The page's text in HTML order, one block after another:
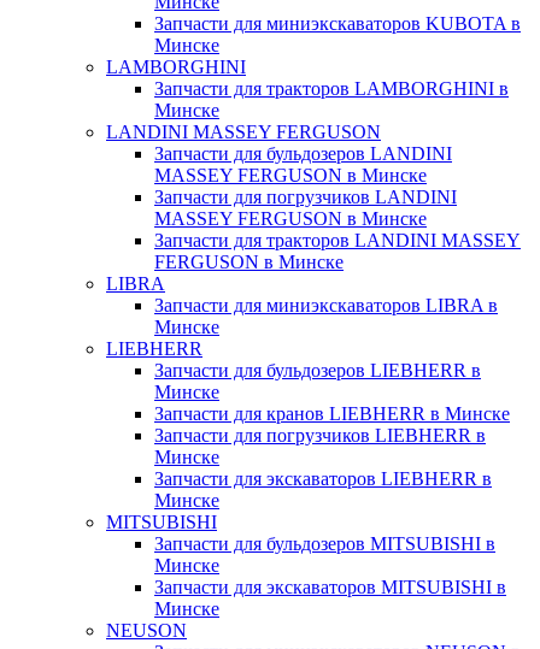
Запчасти для миниэкскаваторов KUBOTA в
Минске
LAMBORGHINI
Запчасти для тракторов LAMBORGHINI в
Минске
LANDINI MASSEY FERGUSON
Запчасти для бульдозеров LANDINI
MASSEY FERGUSON в Минске
Запчасти для погрузчиков LANDINI
MASSEY FERGUSON в Минске
Запчасти для тракторов LANDINI MASSEY
FERGUSON в Минске
LIBRA
Запчасти для миниэкскаваторов LIBRA в
Минске
LIEBHERR
Запчасти для бульдозеров LIEBHERR в
Минске
Запчасти для кранов LIEBHERR в Минске
Запчасти для погрузчиков LIEBHERR в
Минске
Запчасти для экскаваторов LIEBHERR в
Минске
MITSUBISHI
Запчасти для бульдозеров MITSUBISHI в
Минске
Запчасти для экскаваторов MITSUBISHI в
Минске
NEUSON